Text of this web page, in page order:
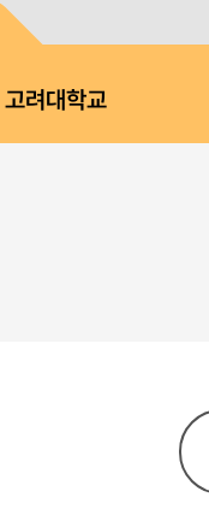
고려대학교